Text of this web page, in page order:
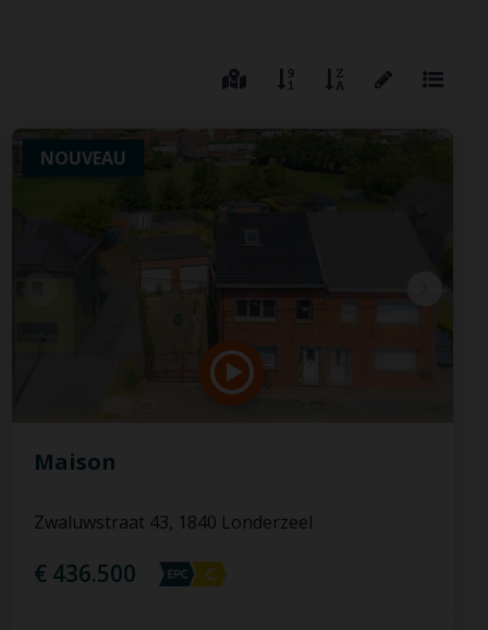
NOUVEAU
Maison
Zwaluwstraat 43, 1840 Londerzeel
€ 436.500